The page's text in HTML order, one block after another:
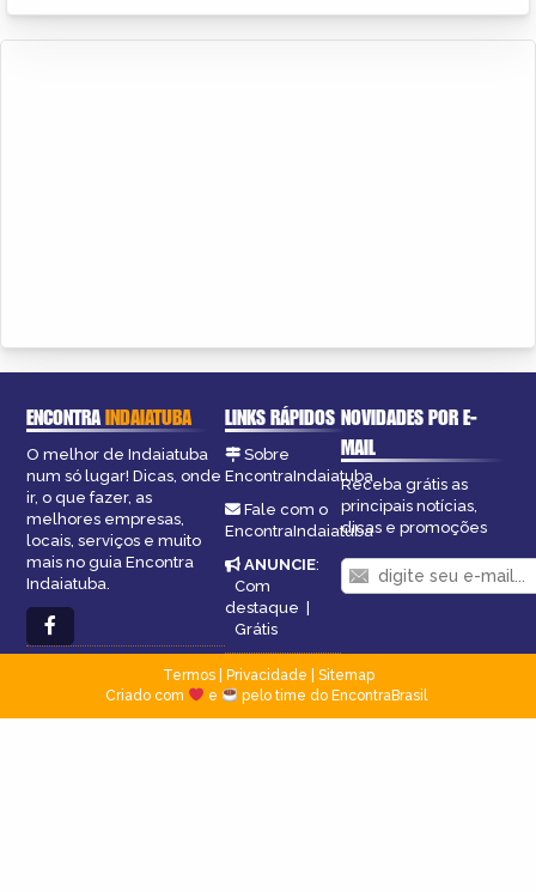
ENCONTRAINDAIATUBA
O melhor de Indaiatuba
num só lugar! Dicas, onde
ir, o que fazer, as
melhores empresas,
locais, serviços e muito
mais no guia Encontra
Indaiatuba.
LINKS RÁPIDOS
Sobre
EncontraIndaiatuba
Fale com o
EncontraIndaiatuba
ANUNCIE:
Com
destaque |
Grátis
NOVIDADES POR E-
MAIL
Receba grátis as
principais notícias,
dicas e promoções
Termos| Privacidade
Sitemap
Criado com
e pelo time do EncontraBrasil